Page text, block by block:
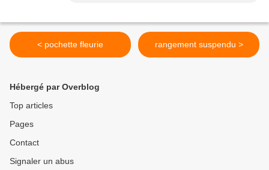
< pochette fleurie rangement suspendu >
Hébergé par Overblog
Top articles
Pages
Contact
Signaler un abus